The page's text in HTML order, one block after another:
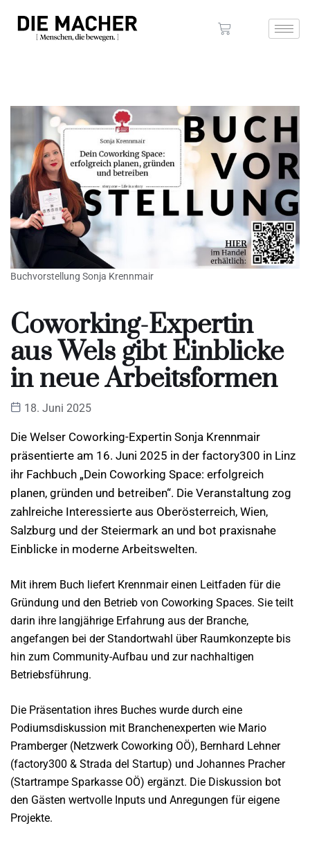
Buchvorstellung Sonja Krennmair
Coworking-Expertin
aus Wels gibt Einblicke
in neue Arbeitsformen
18. Juni 2025
Die Welser Coworking-Expertin Sonja Krennmair
präsentierte am 16. Juni 2025 in der factory300 in Linz
ihr Fachbuch „Dein Coworking Space: erfolgreich
planen, gründen und betreiben“. Die Veranstaltung zog
zahlreiche Interessierte aus Oberösterreich, Wien,
Salzburg und der Steiermark an und bot praxisnahe
Einblicke in moderne Arbeitswelten.
Mit ihrem Buch liefert Krennmair einen Leitfaden für die
Gründung und den Betrieb von Coworking Spaces. Sie teilt
darin ihre langjährige Erfahrung aus der Branche,
angefangen bei der Standortwahl über Raumkonzepte bis
hin zum Community-Aufbau und zur nachhaltigen
Betriebsführung.
Die Präsentation ihres Buches wurde durch eine
Podiumsdiskussion mit Branchenexperten wie Mario
Pramberger (Netzwerk Coworking OÖ), Bernhard Lehner
(factory300 & Strada del Startup) und Johannes Pracher
(Startrampe Sparkasse OÖ) ergänzt. Die Diskussion bot
den Gästen wertvolle Inputs und Anregungen für eigene
Projekte.